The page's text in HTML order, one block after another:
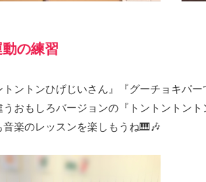
の練習
トントンひげじいさん』『グーチョキパ
うおもしろバージョンの『トントントン
音楽のレッスンを楽しもうね🎹🎶